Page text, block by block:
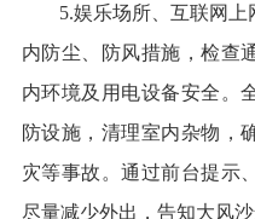
5.娱乐场所、互联网
内防尘、防风措施，检查
内环境及用电设备安全。
防设施，清理室内杂物，
灾等事故。通过前台提示
尽量减少外出，告知大风沙